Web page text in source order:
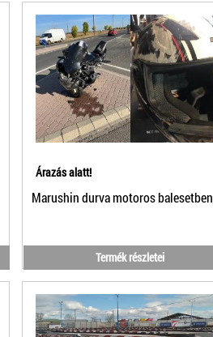
Árazás alatt!
Marushin durva motoros balesetben
Termék részletei